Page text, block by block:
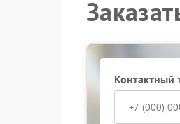
Контактный